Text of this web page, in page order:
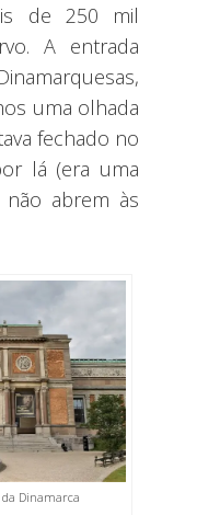
de 250 mil
A entrada
uma olhada
fechado no
lá (era uma
não abrem às
Dinamarca